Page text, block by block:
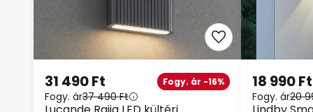
31 490 Ft Fogy. ár -16%
Fogy. ár37 490 Ft
18 990 Ft
Fogy. ár20